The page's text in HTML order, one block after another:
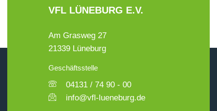
VFL LÜNEBURG E.V.
Am Grasweg 27
21339 Lüneburg
Geschäftsstelle
04131 / 74 90 - 00
info@vfl-lueneburg.de